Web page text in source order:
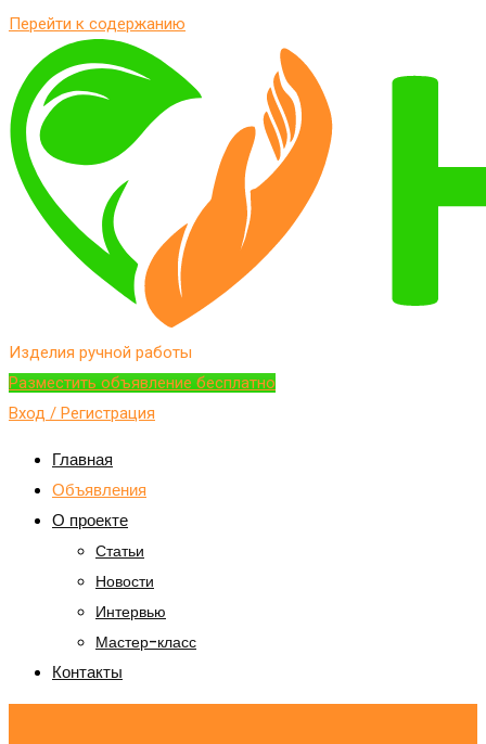
Перейти к содержанию
Изделия ручной работы
Разместить объявление бесплатно
Вход / Регистрация
Главная
Объявления
О проекте
Статьи
Новости
Интервью
Мастер-класс
Контакты